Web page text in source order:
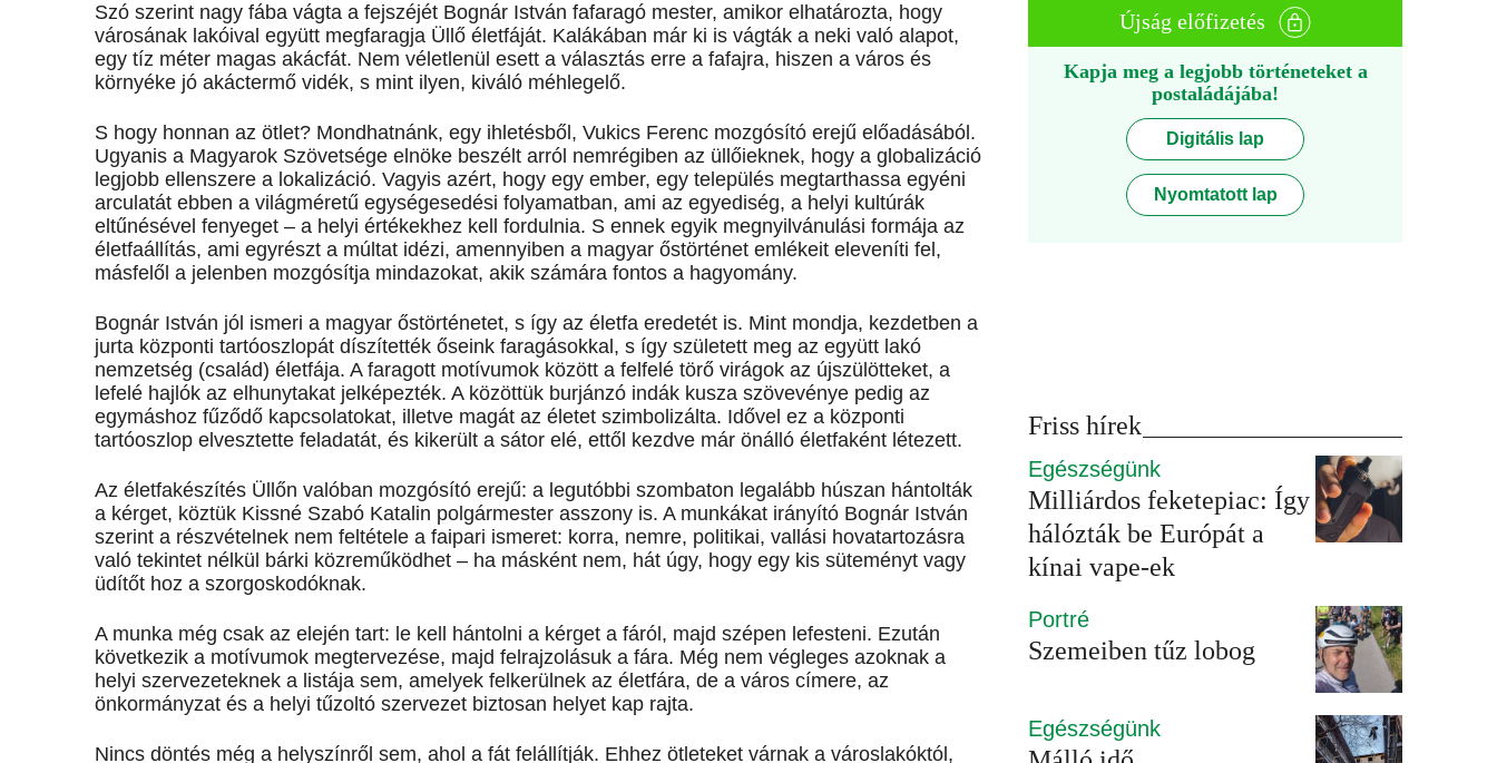
Szó szerint nagy fába vágta a fejszéjét Bognár István fafaragó mester, amikor elhatározta, hogy
városának lakóival együtt megfaragja Üllő életfáját. Kalákában már ki is vágták a neki való alapot,
egy tíz méter magas akácfát. Nem véletlenül esett a választás erre a fafajra, hiszen a város és
környéke jó akáctermő vidék, s mint ilyen, kiváló méhlegelő.
S hogy honnan az ötlet? Mondhatnánk, egy ihletésből, Vukics Ferenc mozgósító erejű előadásából.
Ugyanis a Magyarok Szövetsége elnöke beszélt arról nemrégiben az üllőieknek, hogy a globalizáció
legjobb ellenszere a lokalizáció. Vagyis azért, hogy egy ember, egy település megtarthassa egyéni
arculatát ebben a világméretű egységesedési folyamatban, ami az egyediség, a helyi kultúrák
eltűnésével fenyeget – a helyi értékekhez kell fordulnia. S ennek egyik megnyilvánulási formája az
életfaállítás, ami egyrészt a múltat idézi, amennyiben a magyar őstörténet emlékeit eleveníti fel,
másfelől a jelenben mozgósítja mindazokat, akik számára fontos a hagyomány.
Bognár István jól ismeri a magyar őstörténetet, s így az életfa eredetét is. Mint mondja, kezdetben a
jurta központi tartóoszlopát díszítették őseink faragásokkal, s így született meg az együtt lakó
nemzetség (család) életfája. A faragott motívumok között a felfelé törő virágok az újszülötteket, a
lefelé hajlók az elhunytakat jelképezték. A közöttük burjánzó indák kusza szövevénye pedig az
egymáshoz fűződő kapcsolatokat, illetve magát az életet szimbolizálta. Idővel ez a központi
tartóoszlop elvesztette feladatát, és kikerült a sátor elé, ettől kezdve már önálló életfaként létezett.
Az életfakészítés Üllőn valóban mozgósító erejű: a legutóbbi szombaton legalább húszan hántolták
a kérget, köztük Kissné Szabó Katalin polgármester asszony is. A munkákat irányító Bognár István
szerint a részvételnek nem feltétele a faipari ismeret: korra, nemre, politikai, vallási hovatartozásra
való tekintet nélkül bárki közreműködhet – ha másként nem, hát úgy, hogy egy kis süteményt vagy
üdítőt hoz a szorgoskodóknak.
A munka még csak az elején tart: le kell hántolni a kérget a fáról, majd szépen lefesteni. Ezután
következik a motívumok megtervezése, majd felrajzolásuk a fára. Még nem végleges azoknak a
helyi szervezeteknek a listája sem, amelyek felkerülnek az életfára, de a város címere, az
önkormányzat és a helyi tűzoltó szervezet biztosan helyet kap rajta.
Nincs döntés még a helyszínről sem, ahol a fát felállítják. Ehhez ötleteket várnak a városlakóktól,
Újság előfizetés
Kapja meg a legjobb történeteket a
postaládájába!
Digitális lap
Nyomtatott lap
Friss hírek
Egészségünk
Milliárdos feketepiac: Így
hálózták be Európát a
kínai vape-ek
Portré
Szemeiben tűz lobog
Egészségünk